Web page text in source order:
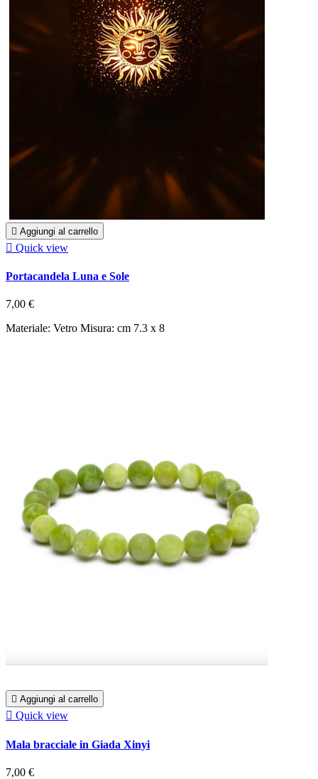
 Aggiungi al carrello
 Quick view
Portacandela Luna e Sole
7,00 €
Materiale: Vetro Misura: cm 7.3 x 8
 Aggiungi al carrello
 Quick view
Mala bracciale in Giada Xinyi
7,00 €